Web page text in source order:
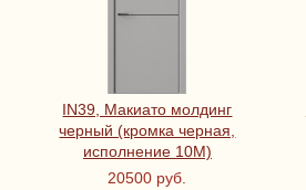
IN39, Макиато молдинг
черный (кромка черная,
исполнение 10М)
20500 руб.